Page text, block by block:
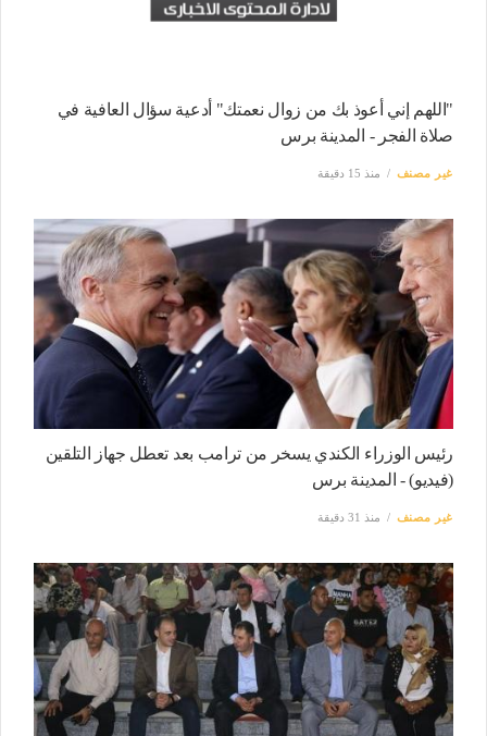
"اللهم إني أعوذ بك من زوال نعمتك" أدعية سؤال العافية في
صلاة الفجر - المدينة برس
غير مصنف منذ 15 دقيقة
رئيس الوزراء الكندي يسخر من ترامب بعد تعطل جهاز التلقين
(فيديو) - المدينة برس
غير مصنف منذ 31 دقيقة